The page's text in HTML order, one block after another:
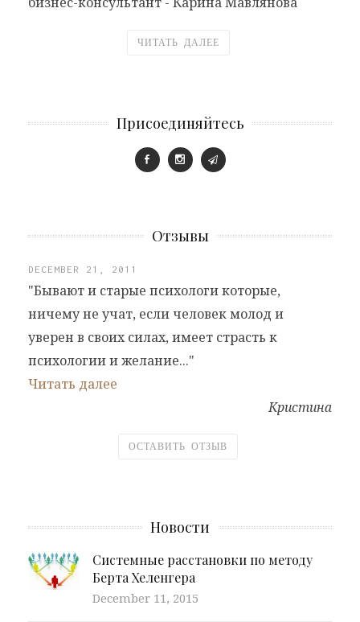
ЧИТАТЬ ДАЛЕЕ
Присоединяйтесь
Отзывы
DECEMBER 21, 2011
"Бывают и старые психологи которые,
ничему не учат, если человек молод и
уверен в своих силах, имеет страсть к
психологии и желание..."
Читать далее
Кристина
ОСТАВИТЬ ОТЗЫВ
Новости
Системные расстановки по методу
Берта Хеленгера
December 11, 2015